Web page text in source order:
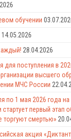
обучении
14.05.2026
28.04.2026
для поступления в
высшего
МЧС России
по 1 мая 2026 года на
первый этап
торгуют смертью»
акция